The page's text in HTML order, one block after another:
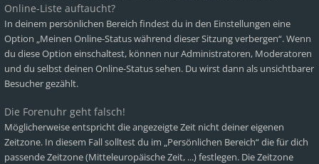
Online-Liste auftaucht?
In deinem persönlichen Bereich findest du in den Einstellungen eine
Option „Meinen Online-Status während dieser Sitzung verbergen“. Wenn
du diese Option einschaltest, können nur Administratoren, Moderatoren
und du selbst deinen Online-Status sehen. Du wirst dann als unsichtbarer
Besucher gezählt.
Die Forenuhr geht falsch!
Möglicherweise entspricht die angezeigte Zeit nicht deiner eigenen
Zeitzone. In diesem Fall solltest du im „Persönlichen Bereich“ die für dich
passende Zeitzone (Mitteleuropäische Zeit, ...) festlegen. Die Zeitzone